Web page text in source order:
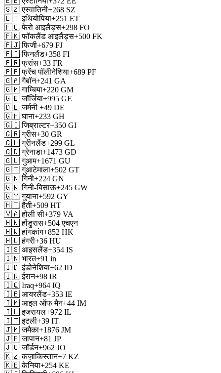
🇸🇿 एस्वातिनी+268 SZ
🇪🇹 इथियोपिया+251 ET
🇫🇴 फेरो आइलैंड्स+298 FO
🇫🇰 फॉकलैंड आइलैंड्स+500 FK
🇫🇯 फिजी+679 FJ
🇫🇮 फिनलैंड+358 FI
🇫🇷 फ्रांस+33 FR
🇵🇫 फ्रेंच पॉलीनेशिया+689 PF
🇬🇦 गैबॉन+241 GA
🇬🇲 गाम्बिया+220 GM
🇬🇪 जॉर्जिया+995 GE
🇩🇪 जर्मनी +49 DE
🇬🇭 घाना+233 GH
🇬🇮 जिब्राल्टर+350 GI
🇬🇷 ग्रीस+30 GR
🇬🇱 ग्रीनलैंड+299 GL
🇬🇩 ग्रेनाडा+1473 GD
🇬🇺 गुआम+1671 GU
🇬🇹 गुआटेमाला+502 GT
🇬🇳 गिनी+224 GN
🇬🇼 गिनी-बिसाऊ+245 GW
🇬🇾 गुयाना+592 GY
🇭🇹 हैती+509 HT
🇻🇦 होली सी+379 VA
🇭🇳 होंडुरास+504 एचएन
🇭🇰 हांगकांग+852 HK
🇭🇺 हंगरी+36 HU
🇮🇸 आइसलैंड+354 IS
🇮🇳 भारत+91 in
🇮🇩 इंडोनेशिया+62 ID
🇮🇷 ईरान+98 IR
🇮🇶 Iraq+964 IQ
🇮🇪 आयरलैंड+353 IE
🇮🇲 आइल ऑफ मैन+44 IM
🇮🇱 इजरायल+972 IL
🇮🇹 इटली+39 IT
🇯🇲 जमैका+1876 JM
🇯🇵 जापान+81 JP
🇯🇴 जॉर्डन+962 JO
🇰🇿 कज़ाकिस्तान+7 KZ
🇰🇪 केनिया+254 KE